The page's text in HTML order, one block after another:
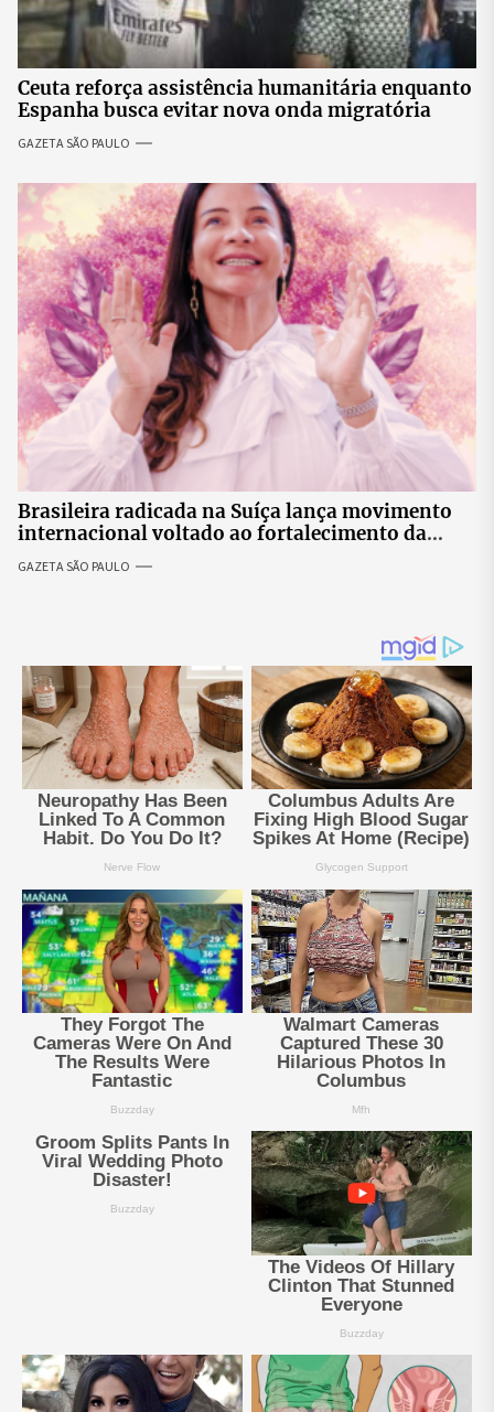
Ceuta reforça assistência humanitária enquanto
Espanha busca evitar nova onda migratória
GAZETA SÃO PAULO
Brasileira radicada na Suíça lança movimento
internacional voltado ao fortalecimento da
identidade feminina
GAZETA SÃO PAULO